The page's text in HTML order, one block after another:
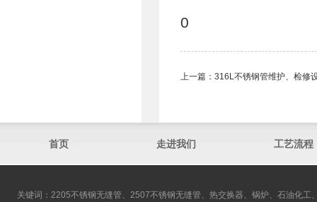
0
上一篇： 316L不锈钢管维护、检修
首页 走进我们 工艺流程
关键词：2205不锈钢无缝管、2507不锈钢无缝管、热交换器、锅炉、石油化